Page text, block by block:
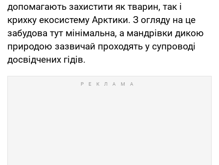
допомагають захистити як тварин, так і
крихку екосистему Арктики. З огляду на це
забудова тут мінімальна, а мандрівки дикою
природою зазвичай проходять у супроводі
досвідчених гідів.